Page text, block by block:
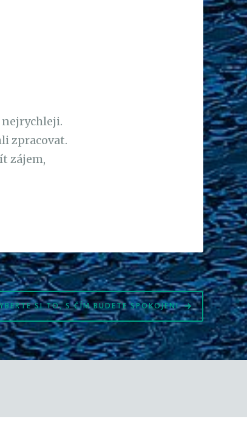
nejrychleji.
zpracovat.
zájem,
SI TO, S ČÍM BUDETE SPOKOJENI